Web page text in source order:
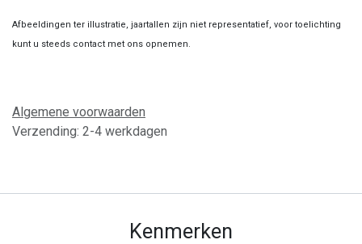
Afbeeldingen ter illustratie, jaartallen zijn niet representatief, voor toelichting
kunt u steeds contact met ons opnemen.
Algemene voorwaarden
Verzending: 2-4 werkdagen
Kenmerken